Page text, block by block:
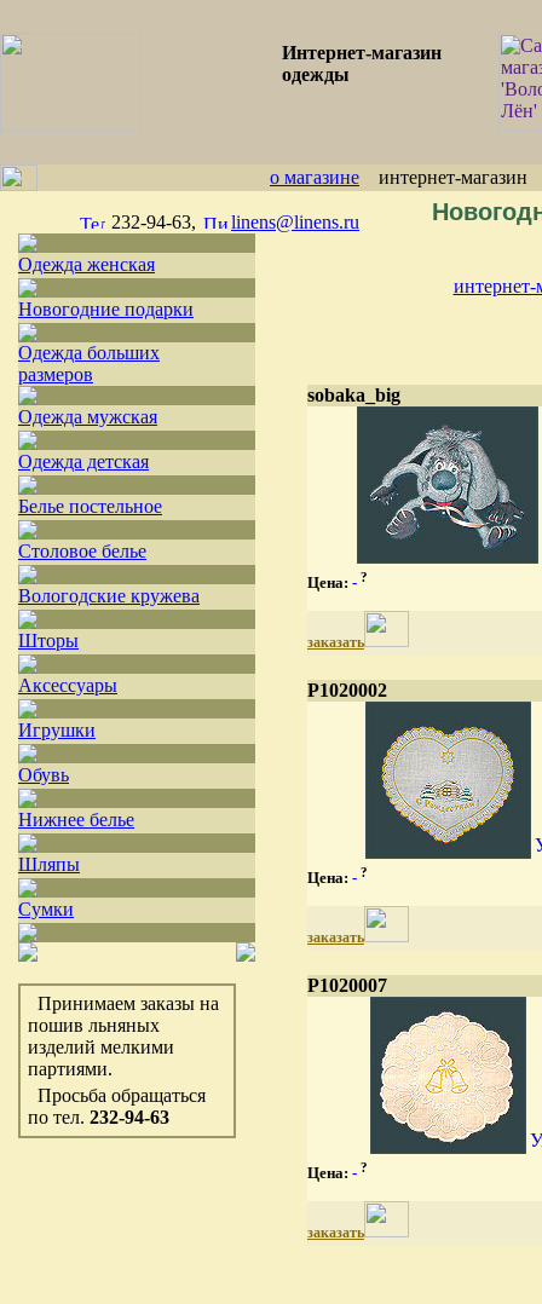
Интернет-магазин
одежды
о магазине интернет-
232-94-63, linens@linens.ru
Одежда женская
Новогодние подарки
Одежда больших
размеров
Одежда мужская
Одежда детская
Белье постельное
Столовое белье
Вологодские кружева
Шторы
Аксессуары
Игрушки
Обувь
Нижнее белье
Шляпы
Сумки
Принимаем заказы на
пошив льняных
изделий мелкими
партиями.
Просьба обращаться
по тел. 232-94-63
интернет-
sobaka_big
Цена: - ?
заказать
P1020002
Цена: - ?
заказать
P1020007
Цена: - ?
заказать